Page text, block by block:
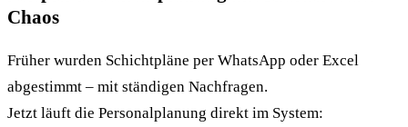
Chaos
Früher wurden Schichtpläne per WhatsApp oder Excel
abgestimmt – mit ständigen Nachfragen.
Jetzt läuft die Personalplanung direkt im System: